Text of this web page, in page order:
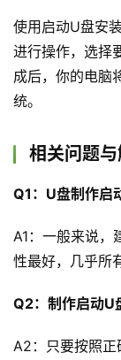
首
页
文
分
证
作
登录
使用启动U盘安
进行操作，选择
成后，你的电脑
统。
相关问题
Q1：U盘制作启
A1：一般来说，
性最好，几乎所
Q2：制作启动U
A2：只要按照